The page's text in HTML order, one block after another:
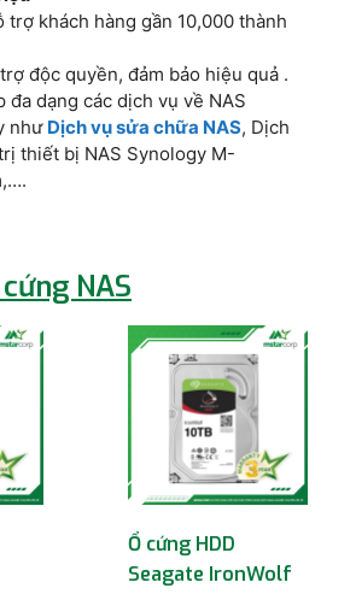
trợ khách hàng gần 10,000 thành
độc quyền, đảm bảo hiệu quả .
đa dạng các dịch vụ về NAS
như Dịch vụ sửa chữa NAS, Dịch
thiết bị NAS Synology M-
NAS
Ổ cứng HDD
Seagate IronWolf